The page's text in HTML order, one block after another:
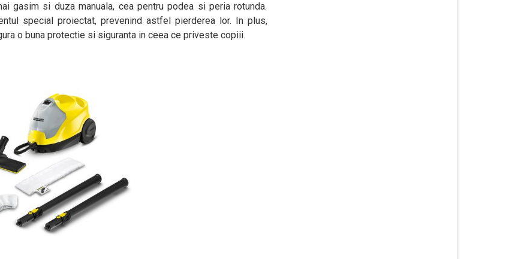
gasim si duza manuala, cea pentru podea si peria rotunda.
special proiectat, prevenind astfel pierderea lor. In plus,
o buna protectie si siguranta in ceea ce priveste copiii.